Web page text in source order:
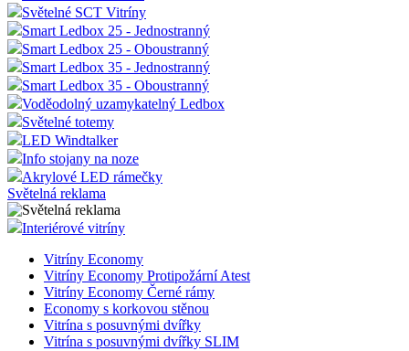
Světelné SCT Vitríny
Smart Ledbox 25 - Jednostranný
Smart Ledbox 25 - Oboustranný
Smart Ledbox 35 - Jednostranný
Smart Ledbox 35 - Oboustranný
Voděodolný uzamykatelný Ledbox
Světelné totemy
LED Windtalker
Info stojany na noze
Akrylové LED rámečky
Světelná reklama
Interiérové vitríny
Vitríny Economy
Vitríny Economy Protipožární Atest
Vitríny Economy Černé rámy
Economy s korkovou stěnou
Vitrína s posuvnými dvířky
Vitrína s posuvnými dvířky SLIM